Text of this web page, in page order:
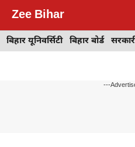
content
Zee Bihar
बिहार यूनिवर्सिटी बिहार बोर्ड
---